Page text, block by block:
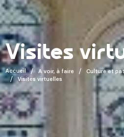
Visites
Accueil A voir, à faire Culture et
Visites virtuelles